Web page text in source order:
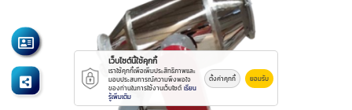
เว็บไซต์นี้ใช้คุกกี้
เราใช้คุกกี้เพื่อเพิ่มประสิทธิภาพและ
มอบประสบการณ์ความพึงพอใจ
ของท่านในการใช้งานเว็บไซต์ เรียน
รู้เพิ่มเติม
ตั้งค่าคุกกี้ ยอมรับ